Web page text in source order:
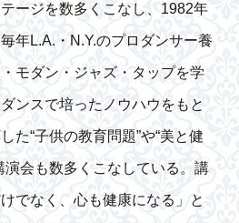
ージを数多くこなし、1982年
年L.A.・N.Y.のプロダンサー養
モダン・ジャズ・タップを学
ンスで培ったノウハウをもと
た“子供の教育問題”や“美と健
演会も数多くこなしている。講
でなく、心も健康になる」と